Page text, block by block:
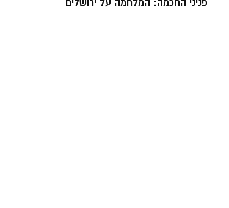
פניני החכמה: המלחמה על ירושלים